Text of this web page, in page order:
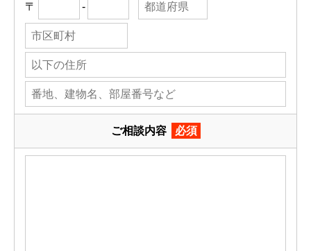
〒 -
ご相談内容 必須